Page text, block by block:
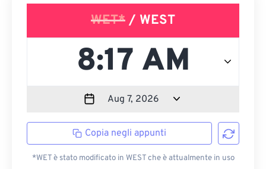
WET* / WEST
Copia negli appunti
*WET è stato modificato in WEST che è attualmente in uso